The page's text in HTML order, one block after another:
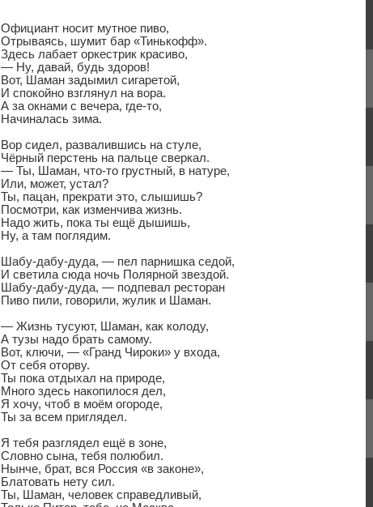
Официант носит мутное пиво,
Отрываясь, шумит бар «Тинькофф».
Здесь лабает оркестрик красиво,
— Ну, давай, будь здоров!
Вот, Шаман задымил сигаретой,
И спокойно взглянул на вора.
А за окнами с вечера, где-то,
Начиналась зима.
Вор сидел, развалившись на стуле,
Чёрный перстень на пальце сверкал.
— Ты, Шаман, что-то грустный, в натуре,
Или, может, устал?
Ты, пацан, прекрати это, слышишь?
Посмотри, как изменчива жизнь.
Надо жить, пока ты ещё дышишь,
Ну, а там поглядим.
Шабу-дабу-дуда, — пел парнишка седой,
И светила сюда ночь Полярной звездой.
Шабу-дабу-дуда, — подпевал ресторан
Пиво пили, говорили, жулик и Шаман.
— Жизнь тусуют, Шаман, как колоду,
А тузы надо брать самому.
Вот, ключи, — «Гранд Чироки» у входа,
От себя оторву.
Ты пока отдыхал на природе,
Много здесь накопилося дел,
Я хочу, чтоб в моём огороде,
Ты за всем приглядел.
Я тебя разглядел ещё в зоне,
Словно сына, тебя полюбил.
Нынче, брат, вся Россия «в законе»,
Блатовать нету сил.
Ты, Шаман, человек справедливый,